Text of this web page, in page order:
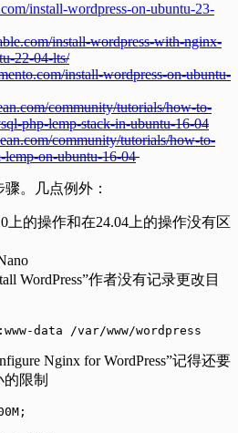
install-wordpress-on-ubuntu-23-
install-wordpress-with-nginx-
22-04-lts/
install-wordpress-on-ubuntu-
community/tutorials/how-to-
php-lemp-stack-in-ubuntu-16-04
community/tutorials/how-to-
on-ubuntu-16-04
。几点例外：
上的操作和在24.04上的操作没有区
WordPress”作者没有记录更改目
data /var/www/wordpress
Nginx for WordPress”记得还要
限制